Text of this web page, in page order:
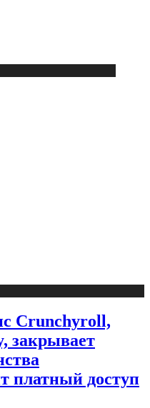
Crunchyroll,
закрывает
платный доступ